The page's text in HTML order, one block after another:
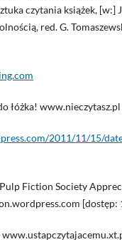
czytania książek, [w:]
red. G.
łóżka!
2011/11/15/
Fiction Society
[dostęp: